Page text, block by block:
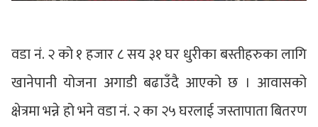
वडा नं. २ को १ हजार ८ सय ३१ घर धुरीका बस्तीहरुका लागि
खानेपानी योजना अगाडी बढाउँदै आएको छ । आवासको
क्षेत्रमा भन्ने हो भने वडा नं. २ का २५ घरलाई जस्तापाता बितरण